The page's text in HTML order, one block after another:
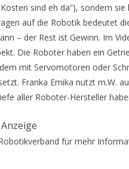
sind eh da“), sondern
auf die Robotik bedeutet
– der Rest ist Gewinn. Im
Die Roboter haben ein
mit Servomotoren oder
Franka Emika nutzt m.W.
aller Roboter-Hersteller
Anzeige
für mehr